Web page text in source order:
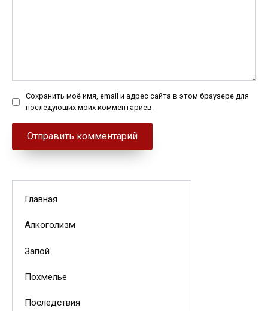
Сохранить моё имя, email и адрес сайта в этом браузере для
последующих моих комментариев.
Главная
Алкоголизм
Запой
Похмелье
Последствия